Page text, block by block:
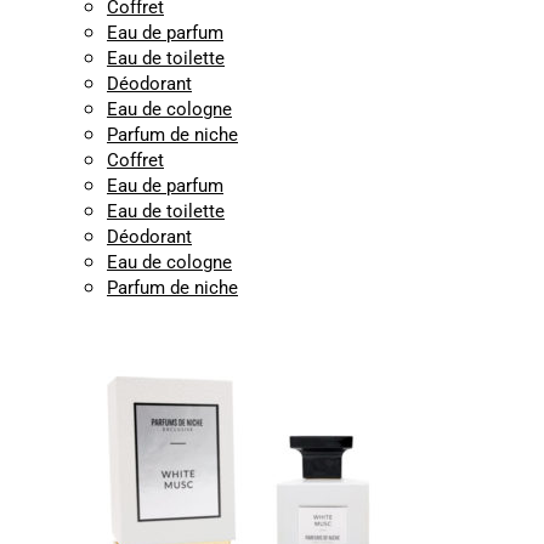
Coffret
Eau de parfum
Eau de toilette
Déodorant
Eau de cologne
Parfum de niche
Coffret
Eau de parfum
Eau de toilette
Déodorant
Eau de cologne
Parfum de niche